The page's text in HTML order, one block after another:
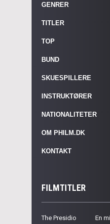
GENRER
TITLER
TOP
BUND
SKUESPILLERE
INSTRUKTØRER
NATIONALITETER
OM PHILM.DK
KONTAKT
FILMTITLER
The Presidio
En